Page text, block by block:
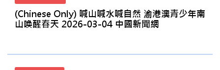
(Chinese Only) 喊山喊水喊自然 渝港澳青少年南
山唤醒春天 2026-03-04 中國新聞網